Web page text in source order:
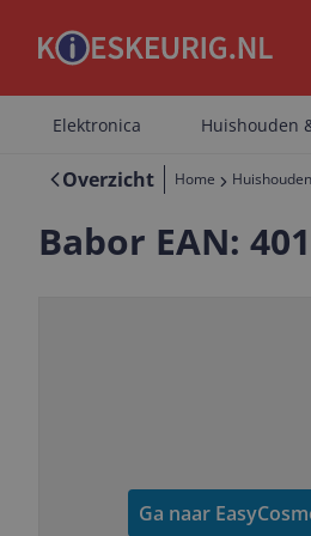
Elektronica Huishouden
Overzicht Home
Babor EAN:
Vorige
Ga naar